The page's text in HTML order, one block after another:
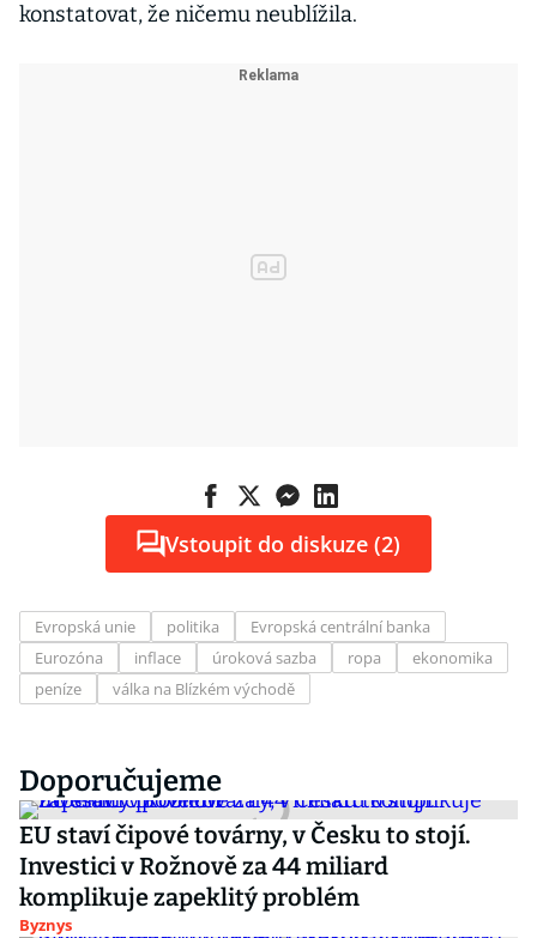
konstatovat, že ničemu neublížila.
Vstoupit do diskuze (2)
Evropská unie politika
Evropská centrální banka
Eurozóna
inflace úroková sazba ropa
ekonomika
peníze
válka na Blízkém východě
Doporučujeme
EU staví čipové továrny, v Česku to stojí.
Investici v Rožnově za 44 miliard
komplikuje zapeklitý problém
Byznys